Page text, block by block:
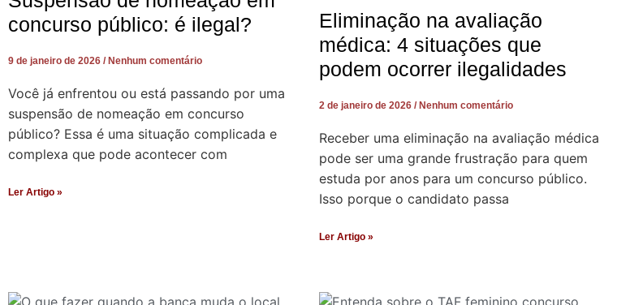
concurso público: é ilegal?
9 de janeiro de 2026 Nenhum comentário
Você já enfrentou ou está passando por uma
suspensão de nomeação em concurso
público? Essa é uma situação complicada e
complexa que pode acontecer com
Ler Artigo »
Eliminação na avaliação
médica: 4 situações que
podem ocorrer ilegalidades
2 de janeiro de 2026 Nenhum comentário
Receber uma eliminação na avaliação médica
pode ser uma grande frustração para quem
estuda por anos para um concurso público.
Isso porque o candidato passa
Ler Artigo »